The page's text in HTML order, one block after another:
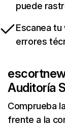
puede
Escanea
errores
Auditoría
Comprueba
frente a la